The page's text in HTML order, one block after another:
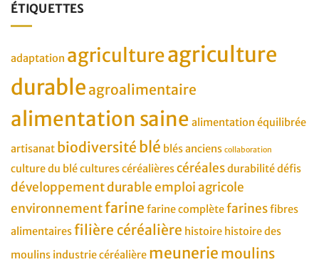
ÉTIQUETTES
adaptation agricultureagriculture
durable agroalimentaire
alimentation saine alimentation équilibrée
artisanat biodiversité blé blés anciens collaboration
culture du blécultures céréalièrescéréalesdurabilitédéfis
développement durableemploi agricole
environnementfarine farine complètefarinesfibres
alimentairesfilière céréalière histoire histoire des
moulins industrie céréalière meunerie moulins